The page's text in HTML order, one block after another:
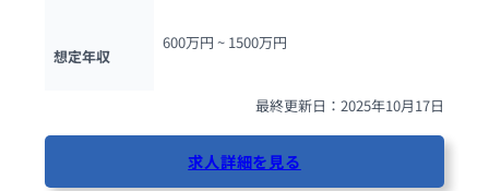
想定年収
600万円 ~ 1500万円
最終更新日：2025年10月17日
求人詳細を見る